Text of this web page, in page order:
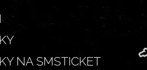
NA SMSTICKET